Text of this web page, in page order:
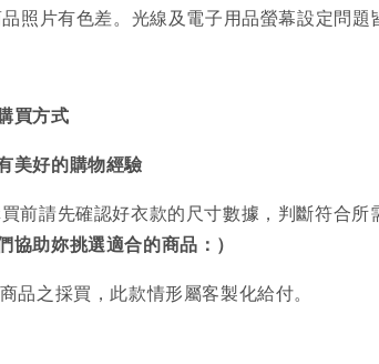
照片有色差。光線及電子用品螢幕設定問題
買方式
美好的購物經驗
前請先確認好衣款的尺寸數據，判斷符合
助妳挑選適合的商品：）
品之採買，此款情形屬客製化給付。